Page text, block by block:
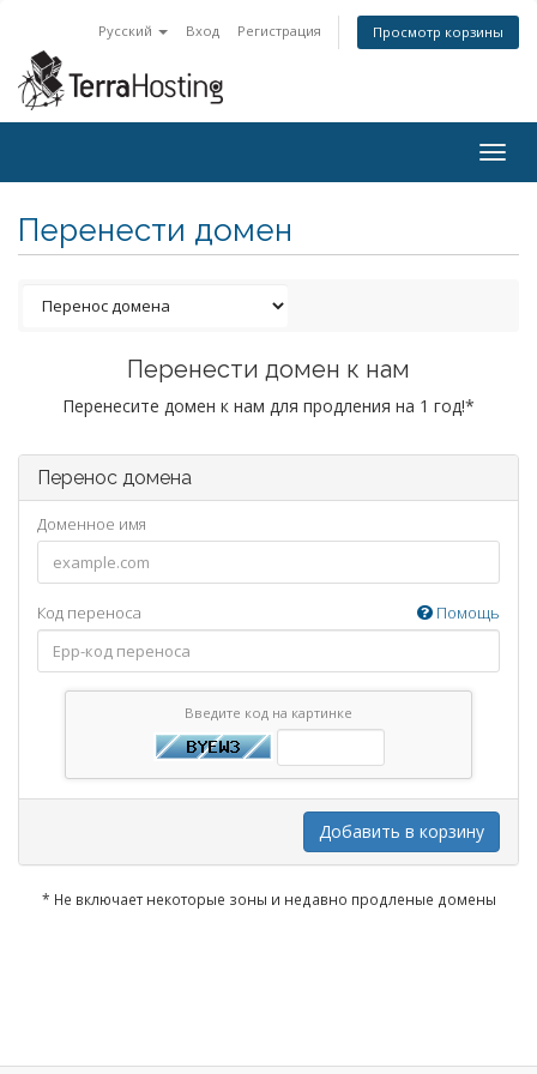
Русский Вход Регистрация Просмотр корзины
Перенести домен
Перенести домен к нам
Перенесите домен к нам для продления на 1 год!*
Перенос домена
Доменное имя
Код переноса Помощь
Введите код на картинке
Добавить в корзину
* Не включает некоторые зоны и недавно продленые домены